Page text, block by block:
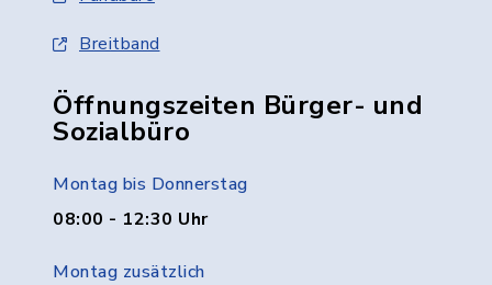
Breitband
Öffnungszeiten Bürger- und
Sozialbüro
Montag bis Donnerstag
08:00 - 12:30 Uhr
Montag zusätzlich